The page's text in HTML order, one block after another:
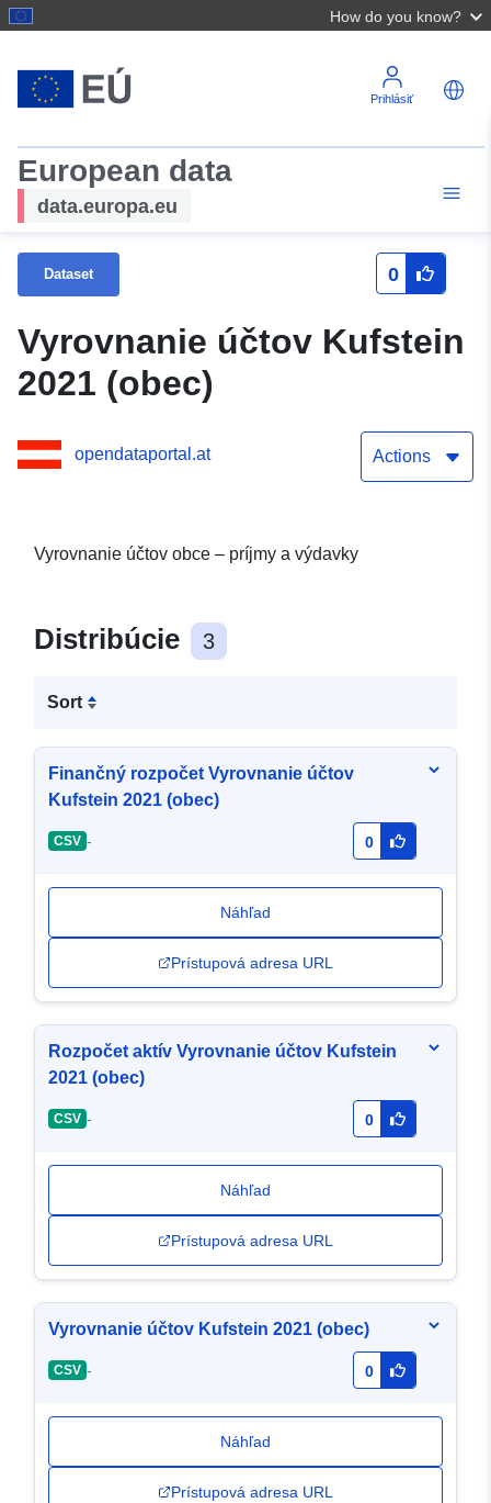
How do you know?
Prihlásiť
European data
data.europa.eu
Dataset 0
Vyrovnanie účtov Kufstein
2021 (obec)
opendataportal.at Actions
Vyrovnanie účtov obce – príjmy a výdavky
Distribúcie 3
Sort
Finančný rozpočet Vyrovnanie účtov
Kufstein 2021 (obec)
CSV - 0
Náhľad
Prístupová adresa URL
Rozpočet aktív Vyrovnanie účtov Kufstein
2021 (obec)
CSV - 0
Náhľad
Prístupová adresa URL
Vyrovnanie účtov Kufstein 2021 (obec)
CSV - 0
Náhľad
Prístupová adresa URL